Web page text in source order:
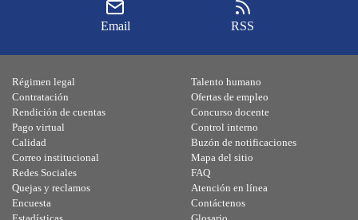
Email RSS
Régimen legal
Contratación
Rendición de cuentas
Pago virtual
Calidad
Talento humano
Ofertas de empleo
Concurso docente
Control interno
Buzón de notificaciones
Correo institucional
Redes Sociales
Quejas y reclamos
Encuesta
Mapa del sitio
FAQ
Atención en línea
Contáctenos